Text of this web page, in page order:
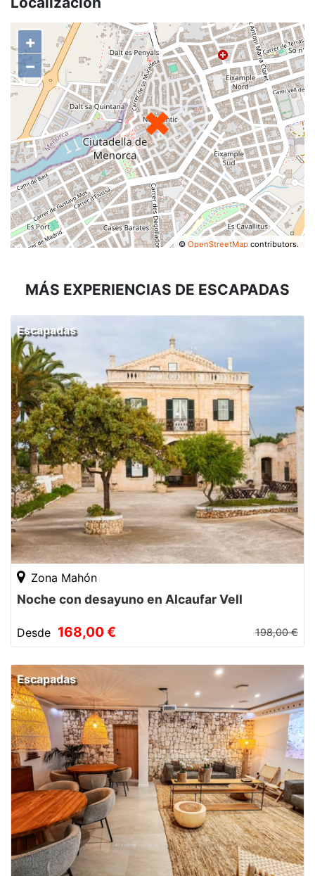
+
−
©OpenStreetMap contributors.
MÁS EXPERIENCIAS DE ESCAPADAS
Escapadas
Zona Mahón
Noche con desayuno en Alcaufar Vell
Desde 168,00 € 198,00 €
Escapadas